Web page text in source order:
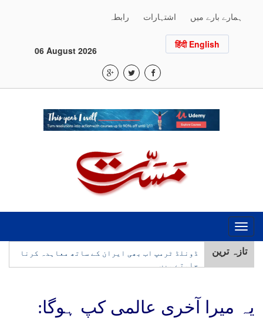
ہمارے بارے میں اشتہارات رابطہ
06 August 2026
हिंदी English
Toggle
navigation
تازہ ترین
ڈونلڈ ٹرمپ اب بھی ایران کے ساتھ معاہدہ کرنا
چاہتے ہیں
یہ میرا آخری عالمی کپ ہوگا: